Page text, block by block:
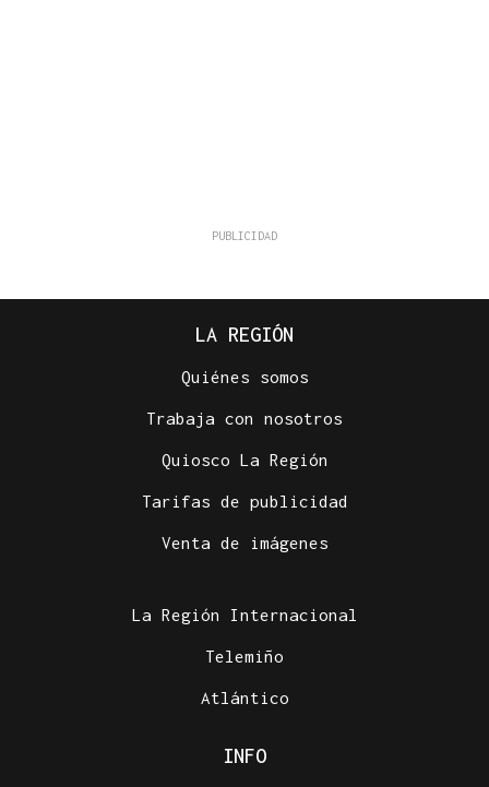
LA REGIÓN
Quiénes somos
Trabaja con nosotros
Quiosco La Región
Tarifas de publicidad
Venta de imágenes
La Región Internacional
Telemiño
Atlántico
INFO